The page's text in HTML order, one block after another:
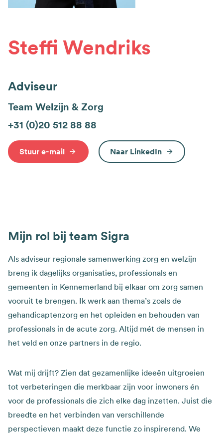
Steffi Wendriks
Adviseur
Team Welzijn & Zorg
+31 (0)20 512 88 88
Stuur e-mail Naar LinkedIn
Mijn rol bij team Sigra
Als adviseur regionale samenwerking zorg en welzijn
breng ik dagelijks organisaties, professionals en
gemeenten in Kennemerland bij elkaar om zorg samen
vooruit te brengen. Ik werk aan thema’s zoals de
gehandicaptenzorg en het opleiden en behouden van
professionals in de acute zorg. Altijd mét de mensen in
het veld en onze partners in de regio.
Wat mij drijft? Zien dat gezamenlijke ideeën uitgroeien
tot verbeteringen die merkbaar zijn voor inwoners én
voor de professionals die zich elke dag inzetten. Juist die
breedte en het verbinden van verschillende
perspectieven maakt deze functie zo inspirerend. We